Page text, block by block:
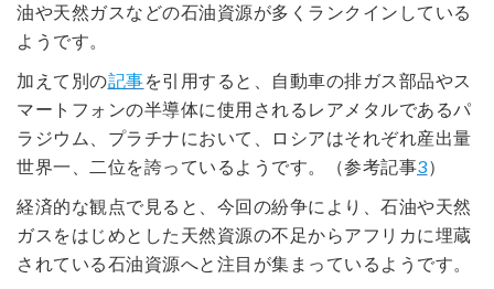
油や天然ガスなどの石油資源が多くランクインしている
ようです。
加えて別の記事を引用すると、自動車の排ガス部品やス
マートフォンの半導体に使用されるレアメタルであるパ
ラジウム、プラチナにおいて、ロシアはそれぞれ産出量
世界一、二位を誇っているようです。（参考記事3）
経済的な観点で見ると、今回の紛争により、石油や天然
ガスをはじめとした天然資源の不足からアフリカに埋蔵
されている石油資源へと注目が集まっているようです。